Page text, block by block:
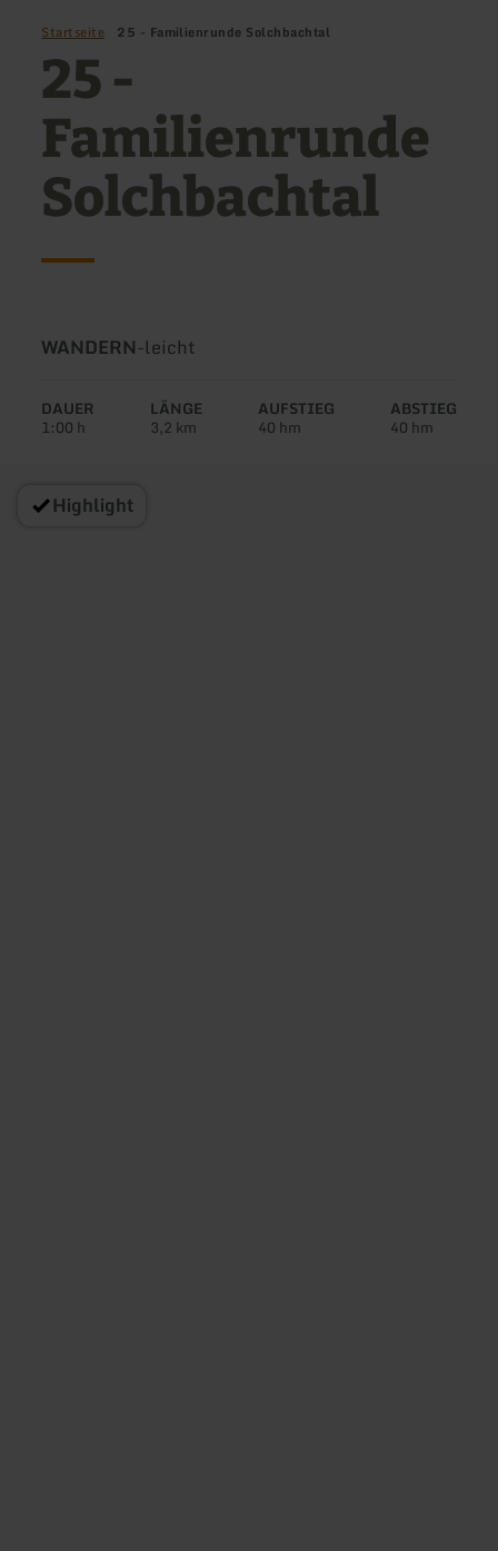
Startseite 25 - Familienrunde Solchbachtal
25 -
Familienrunde
Solchbachtal
Art
Tour:
WANDERN-Schwierigkeit:
leicht
DAUER
1:00 h
LÄNGE
3,2 km
AUFSTIEG
40 hm
ABSTIEG
40 hm
Highlight